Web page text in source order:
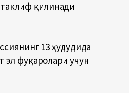
қилинади
13 ҳудудида
эл фуқаролари учун